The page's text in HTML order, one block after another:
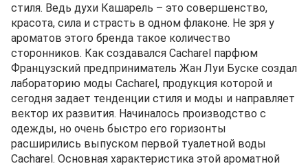
стиля. Ведь духи Кашарель – это совершенство,
красота, сила и страсть в одном флаконе. Не зря у
ароматов этого бренда такое количество
сторонников. Как создавался Cacharel парфюм
Французский предприниматель Жан Луи Буске создал
лабораторию моды Cacharel, продукция которой и
сегодня задает тенденции стиля и моды и направляет
вектор их развития. Начиналось производство с
одежды, но очень быстро его горизонты
расширились выпуском первой туалетной воды
Cacharel. Основная характеристика этой ароматной